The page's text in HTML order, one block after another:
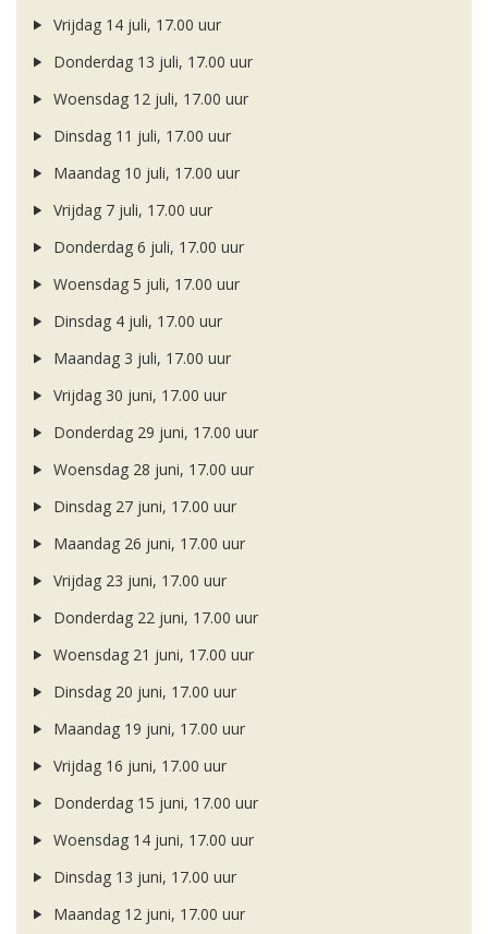
Vrijdag 14 juli, 17.00 uur
Donderdag 13 juli, 17.00 uur
Woensdag 12 juli, 17.00 uur
Dinsdag 11 juli, 17.00 uur
Maandag 10 juli, 17.00 uur
Vrijdag 7 juli, 17.00 uur
Donderdag 6 juli, 17.00 uur
Woensdag 5 juli, 17.00 uur
Dinsdag 4 juli, 17.00 uur
Maandag 3 juli, 17.00 uur
Vrijdag 30 juni, 17.00 uur
Donderdag 29 juni, 17.00 uur
Woensdag 28 juni, 17.00 uur
Dinsdag 27 juni, 17.00 uur
Maandag 26 juni, 17.00 uur
Vrijdag 23 juni, 17.00 uur
Donderdag 22 juni, 17.00 uur
Woensdag 21 juni, 17.00 uur
Dinsdag 20 juni, 17.00 uur
Maandag 19 juni, 17.00 uur
Vrijdag 16 juni, 17.00 uur
Donderdag 15 juni, 17.00 uur
Woensdag 14 juni, 17.00 uur
Dinsdag 13 juni, 17.00 uur
Maandag 12 juni, 17.00 uur